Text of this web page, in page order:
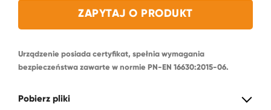
ZAPYTAJ O PRODUKT
Urządzenie posiada certyfikat, spełnia wymagania
bezpieczeństwa zawarte w normie PN-EN 16630:2015-06.
Pobierz pliki